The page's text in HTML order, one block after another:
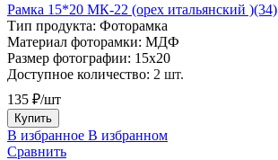
Рамка 15*20 МК-22 (орех итальянский )(34)
Тип продукта: Фоторамка
Материал фоторамки: МДФ
Размер фотографии: 15х20
Доступное количество: 2 шт.
135 ₽/шт
Купить
В избранное В избранном
Сравнить